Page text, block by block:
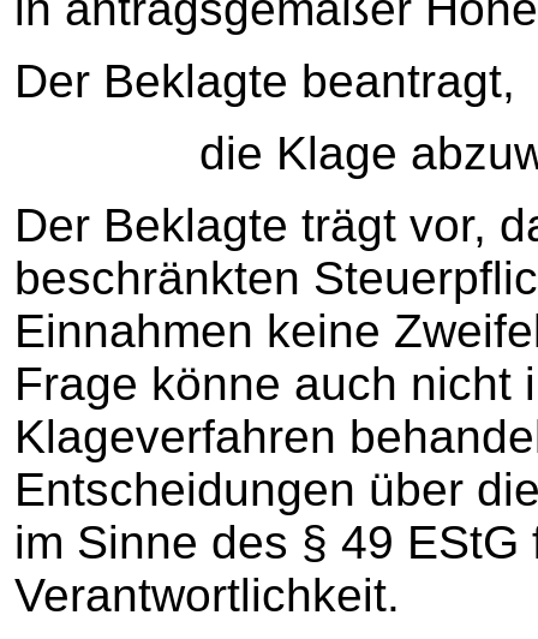
Der Beklagte beantragt,
die Klage
Der Beklagte trägt vor,
beschränkten
Einnahmen keine
Frage könne auch nicht
Klageverfahren
Entscheidungen über
im Sinne des § 49
Verantwortlichkeit.